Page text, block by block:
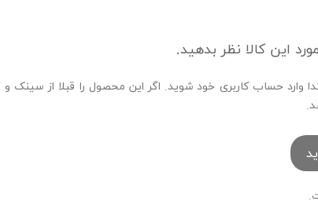
این کالا نظر بدهید.
وارد حساب کاربری خود شوید. اگر این محصول را قبلا از سینک